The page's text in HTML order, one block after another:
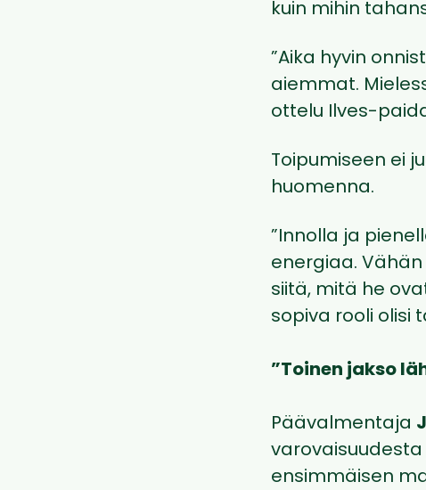
kuin mihin
”Aika hyvin
aiemmat.
ottelu Ilves-
Toipumiseen ei
huomenna.
”Innolla ja
energiaa.
siitä, mitä he
sopiva rooli olisi
”Toinen jakso
Päävalmentaja
varovaisuudesta
ensimmäisen